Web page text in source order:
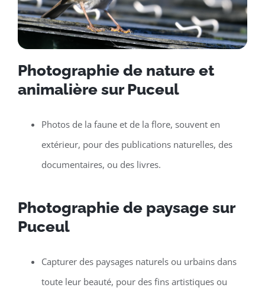
Photographie de nature et
animalière sur Puceul
Photos de la faune et de la flore, souvent en
extérieur, pour des publications naturelles, des
documentaires, ou des livres.
Photographie de paysage sur
Puceul
Capturer des paysages naturels ou urbains dans
toute leur beauté, pour des fins artistiques ou